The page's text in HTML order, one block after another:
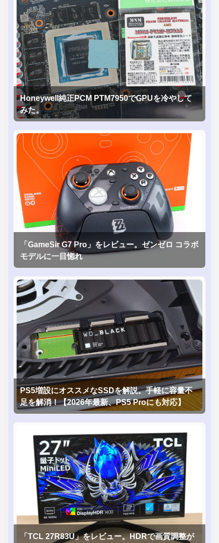
Honeywell純正PCM PTM7950でGPUを冷やして
みた。
「GameSir G7 Pro」をレビュー。ゼンゼロ コラボ
モデルに一目惚れ
PS5増設にオススメなSSDを解説。手軽に容量不
足を解消！【2026年最新、PS5 Proにも対応】
「TCL 27R83U」をレビュー。HDRで画質調整が